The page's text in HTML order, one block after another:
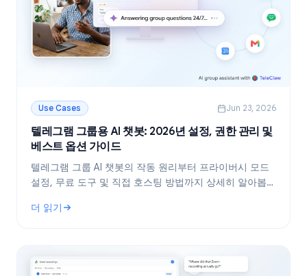
Use Cases Jun 23, 2026
텔레그램 그룹용 AI 챗봇: 2026년 설정, 권한 관리 및
베스트 옵션 가이드
텔레그램 그룹 AI 챗봇의 작동 원리부터 프라이버시 모드
설정, 무료 도구 및 직접 호스팅 방법까지 상세히 알아봅니
세요.
더 읽기
: 텔레그램 그룹용 AI 챗봇: 2026년 설정, 권한 관리 및 베스트 옵